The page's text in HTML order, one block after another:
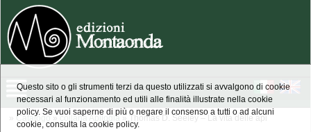
» Catalogo » collana Apilogia » Thomas D. Seeley – La vita delle api
Questo sito o gli strumenti terzi da questo utilizzati si avvalgono di cookie
necessari al funzionamento ed utili alle finalità illustrate nella cookie
policy. Se vuoi saperne di più o negare il consenso a tutti o ad alcuni
cookie, consulta la cookie policy.